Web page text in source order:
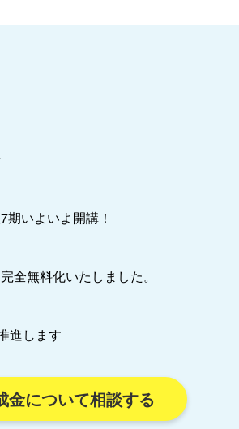
いよいよ開講！
全無料化いたしました。
進します
金について相談する